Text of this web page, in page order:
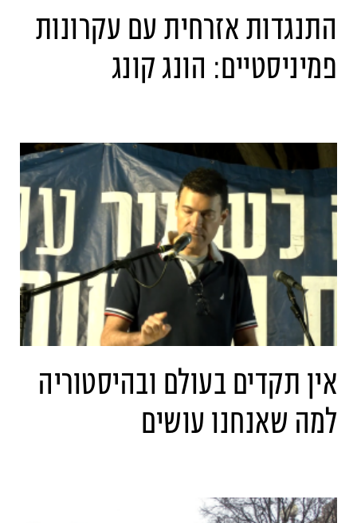
התנגדות אזרחית עם עקרונות
פמיניסטיים: הונג קונג
אין תקדים בעולם ובהיסטוריה
למה שאנחנו עושים